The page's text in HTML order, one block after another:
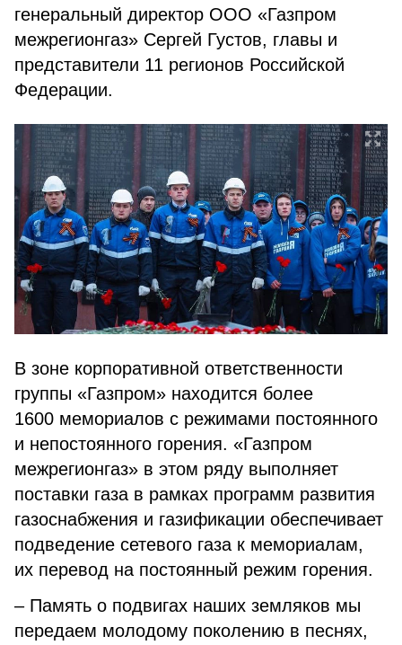
генеральный директор ООО «Газпром
межрегионгаз» Сергей Густов, главы и
представители 11 регионов Российской
Федерации.
В зоне корпоративной ответственности
группы «Газпром» находится более
1600 мемориалов с режимами постоянного
и непостоянного горения. «Газпром
межрегионгаз» в этом ряду выполняет
поставки газа в рамках программ развития
газоснабжения и газификации обеспечивает
подведение сетевого газа к мемориалам,
их перевод на постоянный режим горения.
– Память о подвигах наших земляков мы
передаем молодому поколению в песнях,